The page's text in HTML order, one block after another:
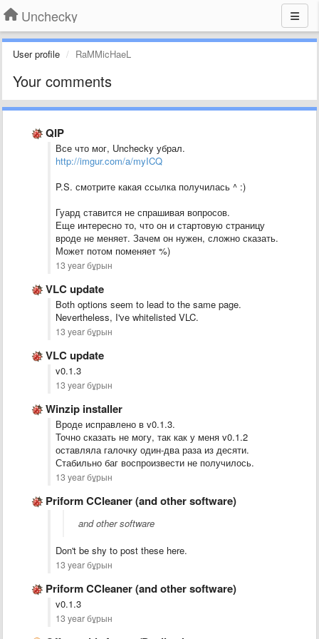
Unchecky
User profile RaMMicHaeL
Your comments
QIP
Все что мог, Unchecky убрал.
http://imgur.com/a/myICQ
P.S. смотрите какая ссылка получилась ^ :)
Гуард ставится не спрашивая вопросов.
Еще интересно то, что он и стартовую страницу
вроде не меняет. Зачем он нужен, сложно сказать.
Может потом поменяет %)
13 year бұрын
VLC update
Both options seem to lead to the same page.
Nevertheless, I've whitelisted VLC.
13 year бұрын
VLC update
v0.1.3
13 year бұрын
Winzip installer
Вроде исправлено в v0.1.3.
Точно сказать не могу, так как у меня v0.1.2
оставляла галочку один-два раза из десяти.
Стабильно баг воспроизвести не получилось.
13 year бұрын
Priform CCleaner (and other software)
and other software
Don't be shy to post these here.
13 year бұрын
Priform CCleaner (and other software)
v0.1.3
13 year бұрын